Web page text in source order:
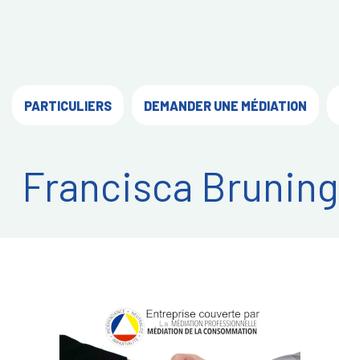
PARTICULIERS DEMANDER UNE MÉDIATION
Francisca Bruning